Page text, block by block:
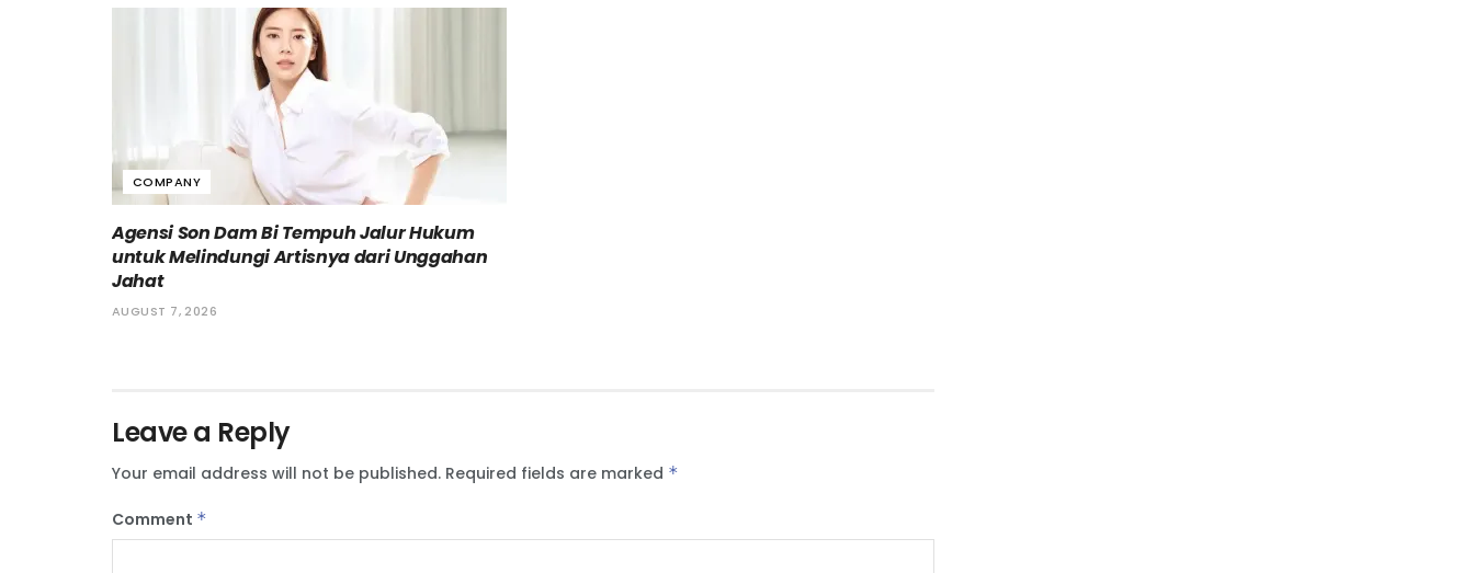
COMPANY
Agensi Son Dam Bi Tempuh Jalur Hukum
untuk Melindungi Artisnya dari Unggahan
Jahat
AUGUST 7, 2026
Leave a Reply
Your email address will not be published. Required fields are marked *
Comment *